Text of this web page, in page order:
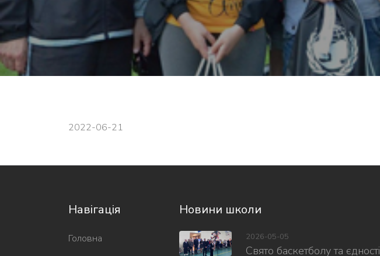
2022-06-21
Навігація
Головна
Новини школи
2026-05-05
Свято баскетболу та єдності